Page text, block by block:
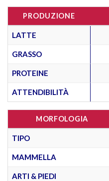
PRODUZIONE
LATTE
GRASSO
PROTEINE
ATTENDIBILITÀ
MORFOLOGIA
TIPO
MAMMELLA
ARTI & PIEDI